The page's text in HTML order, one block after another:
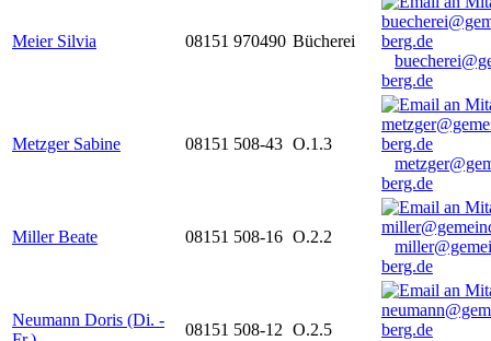
Meier Silvia 08151 970490 Bücherei
berg.de
Metzger Sabine 08151 508-43 O.1.3
berg.de
Miller Beate 08151 508-16 O.2.2
berg.de
Neumann Doris (Di. -
08151 508-12 O.2.5